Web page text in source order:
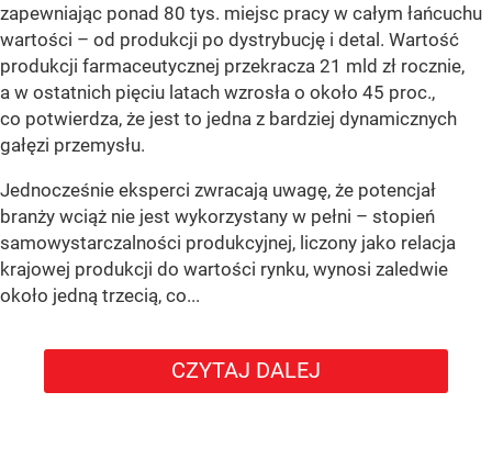
zapewniając ponad 80 tys. miejsc pracy w całym łańcuchu
wartości – od produkcji po dystrybucję i detal. Wartość
produkcji farmaceutycznej przekracza 21 mld zł rocznie,
a w ostatnich pięciu latach wzrosła o około 45 proc.,
co potwierdza, że jest to jedna z bardziej dynamicznych
gałęzi przemysłu.
Jednocześnie eksperci zwracają uwagę, że potencjał
branży wciąż nie jest wykorzystany w pełni – stopień
samowystarczalności produkcyjnej, liczony jako relacja
krajowej produkcji do wartości rynku, wynosi zaledwie
około jedną trzecią, co...
CZYTAJ DALEJ